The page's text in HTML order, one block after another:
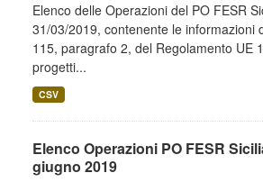
Elenco delle Operazioni del PO FESR
31/03/2019, contenente le informazioni
115, paragrafo 2, del Regolamento UE
progetti...
CSV
Elenco Operazioni PO FESR
giugno 2019